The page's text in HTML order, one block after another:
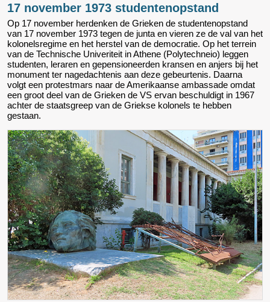
17 november 1973 studentenopstand
Op 17 november herdenken de Grieken de studentenopstand
van 17 november 1973 tegen de junta en vieren ze de val van het
kolonelsregime en het herstel van de democratie. Op het terrein
van de Technische Univeriteit in Athene (Polytechneio) leggen
studenten, leraren en gepensioneerden kransen en anjers bij het
monument ter nagedachtenis aan deze gebeurtenis. Daarna
volgt een protestmars naar de Amerikaanse ambassade omdat
een groot deel van de Grieken de VS ervan beschuldigt in 1967
achter de staatsgreep van de Griekse kolonels te hebben
gestaan.